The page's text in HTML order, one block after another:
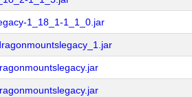
1_18_1-1_1_0.jar